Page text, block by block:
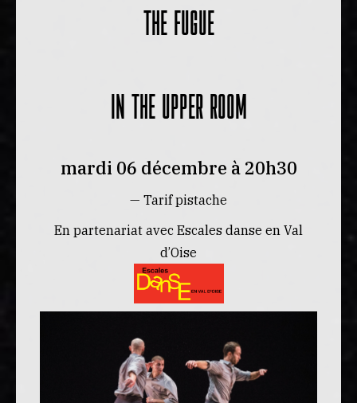
THE FUGUE
IN THE UPPER ROOM
mardi 06 décembre à 20h30
— Tarif pistache
En partenariat avec Escales danse en Val
d’Oise